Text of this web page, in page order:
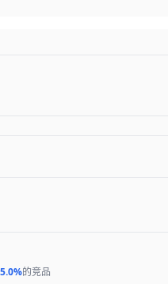
5.0%的竞品